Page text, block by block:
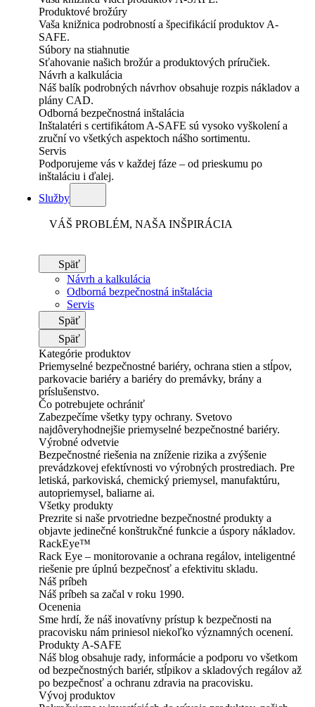
Produktové brožúry
Vaša knižnica podrobností a špecifikácií produktov A-
SAFE.
Súbory na stiahnutie
Sťahovanie našich brožúr a produktových príručiek.
Návrh a kalkulácia
Náš balík podrobných návrhov obsahuje rozpis nákladov a
plány CAD.
Odborná bezpečnostná inštalácia
Inštalatéri s certifikátom A-SAFE sú vysoko vyškolení a
zruční vo všetkých aspektoch nášho sortimentu.
Servis
Podporujeme vás v každej fáze – od prieskumu po
inštaláciu i ďalej.
Služby
VÁŠ PROBLÉM, NAŠA INŠPIRÁCIA
Späť
Návrh a kalkulácia
Odborná bezpečnostná inštalácia
Servis
Späť
Späť
Kategórie produktov
Priemyselné bezpečnostné bariéry, ochrana stien a stĺpov,
parkovacie bariéry a bariéry do premávky, brány a
príslušenstvo.
Čo potrebujete ochrániť
Zabezpečíme všetky typy ochrany. Svetovo
najdôveryhodnejšie priemyselné bezpečnostné bariéry.
Výrobné odvetvie
Bezpečnostné riešenia na zníženie rizika a zvýšenie
prevádzkovej efektívnosti vo výrobných prostrediach. Pre
letiská, parkoviská, chemický priemysel, manufaktúru,
autopriemysel, baliarne ai.
Všetky produkty
Prezrite si naše prvotriedne bezpečnostné produkty a
objavte jedinečné konštrukčné funkcie a úspory nákladov.
RackEye™
Rack Eye – monitorovanie a ochrana regálov, inteligentné
riešenie pre úplnú bezpečnosť a efektivitu skladu.
Náš príbeh
Náš príbeh sa začal v roku 1990.
Ocenenia
Sme hrdí, že náš inovatívny prístup k bezpečnosti na
pracovisku nám priniesol niekoľko významných ocenení.
Produkty A-SAFE
Náš blog obsahuje rady, informácie a podporu vo všetkom
od bezpečnostných bariér, stĺpikov a skladových regálov až
po bezpečnosť a ochranu zdravia na pracovisku.
Vývoj produktov